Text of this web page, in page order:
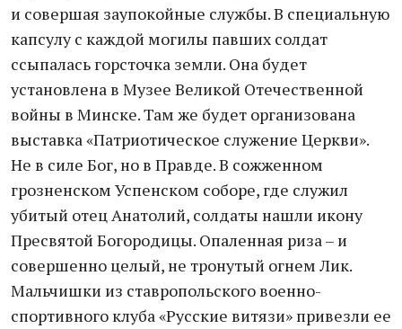
и совершая заупокойные службы. В специальную
капсулу с каждой могилы павших солдат
ссыпалась горсточка земли. Она будет
установлена в Музее Великой Отечественной
войны в Минске. Там же будет организована
выставка «Патриотическое служение Церкви».
Не в силе Бог, но в Правде. В сожженном
грозненском Успенском соборе, где служил
убитый отец Анатолий, солдаты нашли икону
Пресвятой Богородицы. Опаленная риза – и
совершенно целый, не тронутый огнем Лик.
Мальчишки из ставропольского военно-
спортивного клуба «Русские витязи» привезли ее